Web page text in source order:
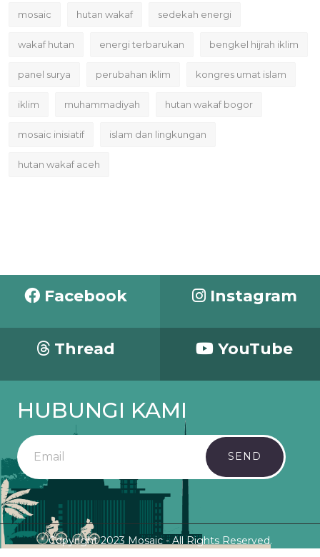
mosaic hutan wakaf sedekah energi
wakaf hutan energi terbarukan bengkel hijrah iklim
panel surya perubahan iklim kongres umat islam
iklim muhammadiyah hutan wakaf bogor
mosaic inisiatif islam dan lingkungan
hutan wakaf aceh
Facebook Instagram
Thread YouTube
HUBUNGI KAMI
SEND
Copyright 2023 Mosaic - All Rights Reserved.